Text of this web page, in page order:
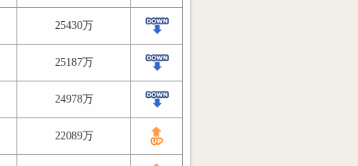
25430万
25187万
24978万
22089万